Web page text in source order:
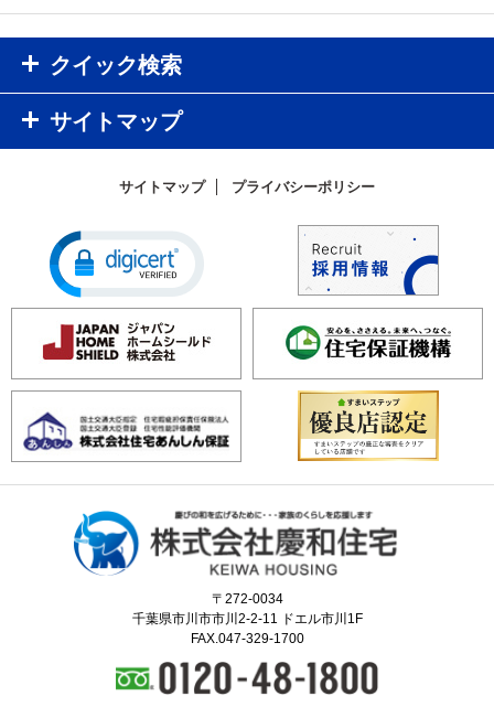
クイック検索
サイトマップ
サイトマップ プライバシーポリシー
〒272-0034
千葉県市川市市川2-2-11 ドエル市川1F
FAX.047-329-1700